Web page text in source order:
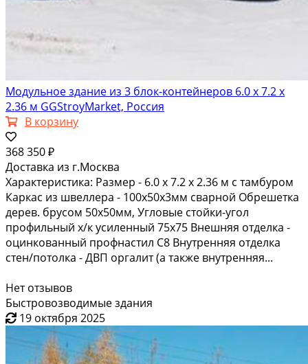
Модульное здание из 3 блок-контейнеров 6.0 х 7.2 х
2.36 м GGStroyMarket, Россия
В корзину
368 350 ₽
Доставка из г.Москва
Характеристика: Размер - 6.0 х 7.2 х 2.36 м с тамбуром
Каркас из швеллера - 100х50х3мм сварной Обрешетка
дерев. брусом 50х50мм, Угловые стойки-угол
профильный х/к усиленный 75х75 Внешняя отделка -
оцинкованный профнастил С8 Внутренняя отделка
стен/потолка - ДВП оргалит (а также внутренняя...
Нет отзывов
Быстровозводимые здания
19 октября 2025